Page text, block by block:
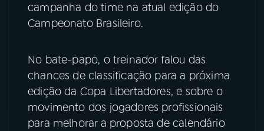
06VIDEOCASTS
07 ÚLTIMAS
FESTIVAL DE MÚSICA
campanha do time na atual edição do
Campeonato Brasileiro.
No bate-papo, o treinador falou das
chances de classificação para a próxima
edição da Copa Libertadores, e sobre o
movimento dos jogadores profissionais
para melhorar a proposta de calendário